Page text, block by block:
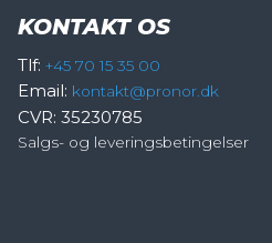
KONTAKT OS
Tlf: +45 70 15 35 00
Email: kontakt@pronor.dk
CVR: 35230785
Salgs- og leveringsbetingelser